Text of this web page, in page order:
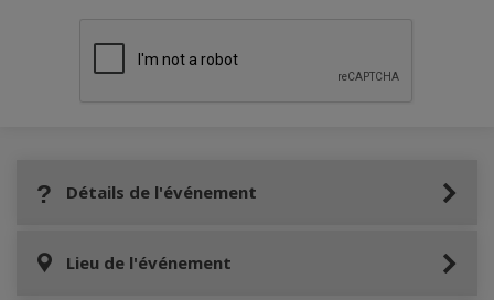
Détails de l'événement
Lieu de l'événement